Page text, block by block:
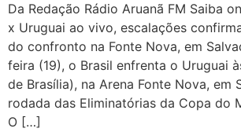
Da Redação Rádio Aruanã FM Saiba
x Uruguai ao vivo, escalações
do confronto na Fonte Nova, em
feira (19), o Brasil enfrenta o Uruguai
de Brasília), na Arena Fonte Nova, em
rodada das Eliminatórias da Copa do
O […]